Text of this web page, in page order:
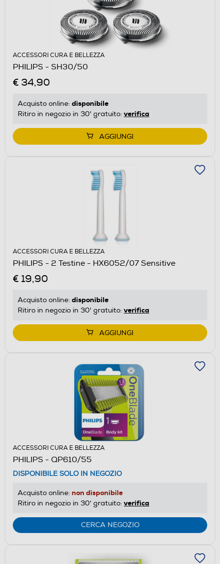
ACCESSORI CURA E BELLEZZA
PHILIPS - SH30/50
€ 34,90
Acquisto online: disponibile
Ritiro in negozio in 30' gratuito: verifica
AGGIUNGI
ACCESSORI CURA E BELLEZZA
PHILIPS - 2 Testine - HX6052/07 Sensitive
€ 19,90
Acquisto online: disponibile
Ritiro in negozio in 30' gratuito: verifica
AGGIUNGI
ACCESSORI CURA E BELLEZZA
PHILIPS - QP610/55
DISPONIBILE SOLO IN NEGOZIO
Acquisto online: non disponibile
Ritiro in negozio in 30' gratuito: verifica
CERCA NEGOZIO